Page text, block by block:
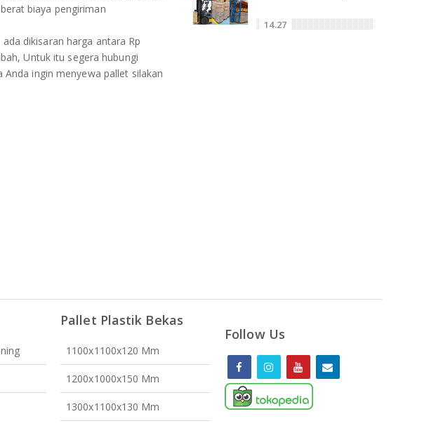
biaya pengiriman
dikisaran harga antara Rp
Untuk itu segera hubungi
ingin menyewa pallet silakan
14.27
Pallet Plastik Bekas
1100x1100x120 Mm
1200x1000x150 Mm
1300x1100x130 Mm
Follow Us